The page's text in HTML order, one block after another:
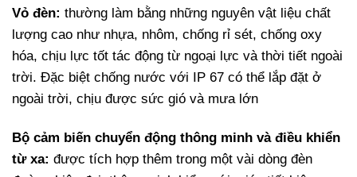
Vỏ đèn: thường làm bằng những nguyên vật liệu chất
lượng cao như nhựa, nhôm, chống rỉ sét, chống oxy
hóa, chịu lực tốt tác động từ ngoại lực và thời tiết ngoài
trời. Đặc biệt chống nước với IP 67 có thể lắp đặt ở
ngoài trời, chịu được sức gió và mưa lớn
Bộ cảm biến chuyển động thông minh và điều khiển
từ xa: được tích hợp thêm trong một vài dòng đèn